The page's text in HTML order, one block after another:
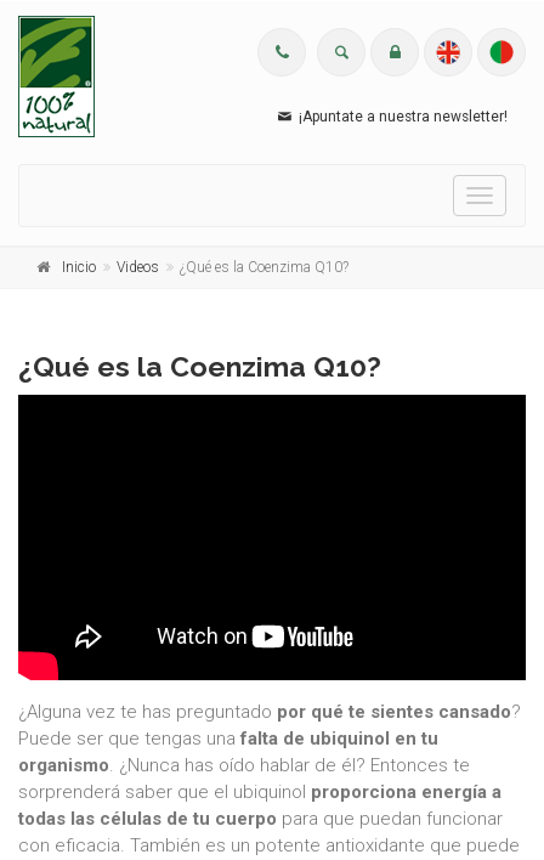
¡Apuntate a nuestra newsletter!
Menu
Inicio Videos ¿Qué es la Coenzima Q10?
¿Qué es la Coenzima Q10?
¿Alguna vez te has preguntado por qué te sientes cansado?
Puede ser que tengas unafalta de ubiquinol en tu
organismo. ¿Nunca has oído hablar de él? Entonces te
sorprenderá saber que el ubiquinol proporciona energía a
todas las células de tu cuerpo para que puedan funcionar
con eficacia. También es un potente antioxidante que puede